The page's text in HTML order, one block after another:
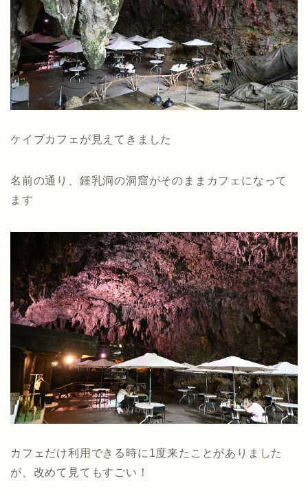
ケイブカフェが見えてきました
名前の通り、鍾乳洞の洞窟がそのままカフェになって
ます
カフェだけ利用できる時に1度来たことがありました
が、改めて見てもすごい！